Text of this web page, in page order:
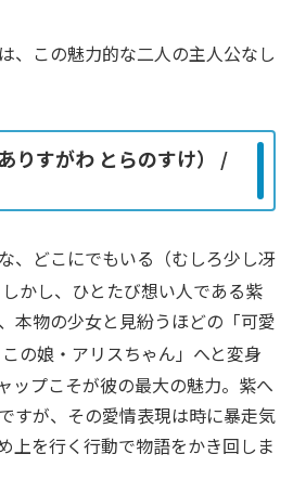
、この魅力的な二人の主人公なし
りすがわ とらのすけ） /
、どこにでもいる（むしろ少し冴
かし、ひとたび想い人である紫
本物の少女と見紛うほどの「可愛
の娘・アリスちゃん」へと変身
ップこそが彼の最大の魅力。紫へ
すが、その愛情表現は時に暴走気
上を行く行動で物語をかき回しま